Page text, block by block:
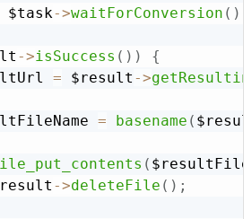
$task->waitForConversion ( )
->isSuccess ( ) )
{
= $result ->
= basename (
(
->deleteFile ( ) ;